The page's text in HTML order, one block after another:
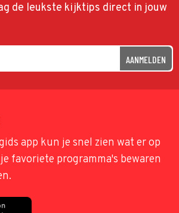
de leukste kijktips direct in jouw
AANMELDEN
app kun je snel zien wat er op
favoriete programma's bewaren